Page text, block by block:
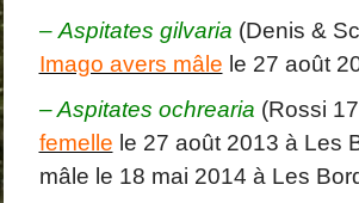
– Aspitates gilvaria (Denis &
Imago avers mâle le 27 août
– Aspitates ochrearia (Rossi
femelle le 27 août 2013 à Les
mâle le 18 mai 2014 à Les